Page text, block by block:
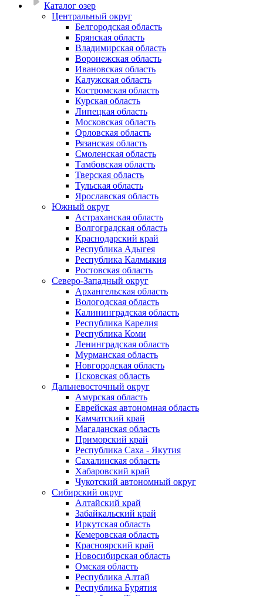
Каталог озер
Центральный округ
Белгородская область
Брянская область
Владимирская область
Воронежская область
Ивановская область
Калужская область
Костромская область
Курская область
Липецкая область
Московская область
Орловская область
Рязанская область
Смоленская область
Тамбовская область
Тверская область
Тульская область
Ярославская область
Южный округ
Астраханская область
Волгоградская область
Краснодарский край
Республика Адыгея
Республика Калмыкия
Ростовская область
Северо-Западный округ
Архангельская область
Вологодская область
Калининградская область
Республика Карелия
Республика Коми
Ленинградская область
Мурманская область
Новгородская область
Псковская область
Дальневосточный округ
Амурская область
Еврейская автономная область
Камчатский край
Магаданская область
Приморский край
Республика Саха - Якутия
Сахалинская область
Хабаровский край
Чукотский автономный округ
Сибирский округ
Алтайский край
Забайкальский край
Иркутская область
Кемеровская область
Красноярский край
Новосибирская область
Омская область
Республика Алтай
Республика Бурятия